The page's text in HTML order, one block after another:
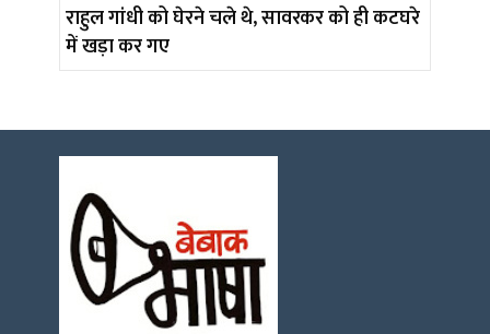
राहुल गांधी को घेरने चले थे, सावरकर को ही कटघरे
में खड़ा कर गए